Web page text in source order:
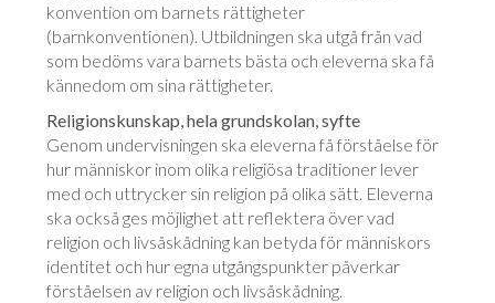
konvention om barnets rättigheter
(barnkonventionen). Utbildningen ska utgå från vad
som bedöms vara barnets bästa och eleverna ska få
kännedom om sina rättigheter.
Religionskunskap, hela grundskolan, syfte
Genom undervisningen ska eleverna få förståelse för
hur människor inom olika religiösa traditioner lever
med och uttrycker sin religion på olika sätt. Eleverna
ska också ges möjlighet att reflektera över vad
religion och livsåskådning kan betyda för människors
identitet och hur egna utgångspunkter påverkar
förståelsen av religion och livsåskådning.